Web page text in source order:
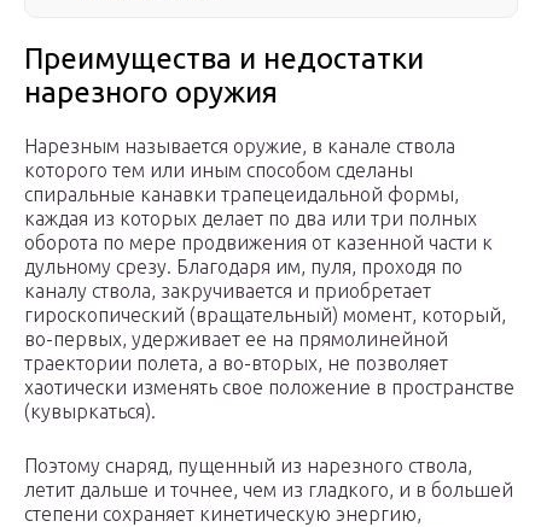
Преимущества и недостатки
нарезного оружия
Нарезным называется оружие, в канале ствола
которого тем или иным способом сделаны
спиральные канавки трапецеидальной формы,
каждая из которых делает по два или три полных
оборота по мере продвижения от казенной части к
дульному срезу. Благодаря им, пуля, проходя по
каналу ствола, закручивается и приобретает
гироскопический (вращательный) момент, который,
во-первых, удерживает ее на прямолинейной
траектории полета, а во-вторых, не позволяет
хаотически изменять свое положение в пространстве
(кувыркаться).
Поэтому снаряд, пущенный из нарезного ствола,
летит дальше и точнее, чем из гладкого, и в большей
степени сохраняет кинетическую энергию,